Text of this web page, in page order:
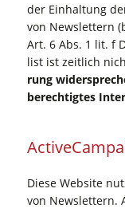
der Ein­hal­tung
von News­let­tern
Art. 6 Abs. 1 lit. f
list ist zeit­lich
rung
berech­tig­tes
Die­se Web­site
von News­let­tern.